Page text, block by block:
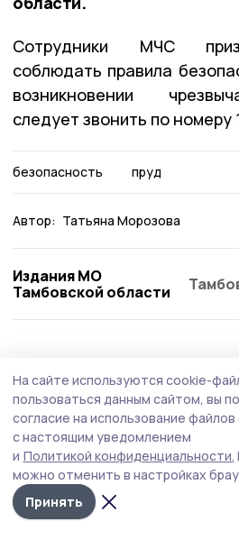
Сотрудники МЧС
соблюдать правила
возникновении
следует звонить по номеру
безопасность пруд
Автор: Татьяна Морозова
Издания МО
Тамбовской области
На сайте используются cookie-
пользоваться данным сайтом, вы
согласие на использование
с настоящим уведомлением
и Политикой конфиденциальности.
можно отменить в настройках
Принять